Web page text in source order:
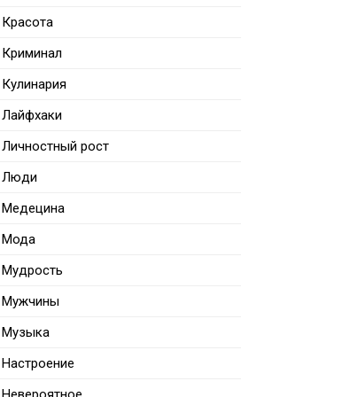
Красота
Криминал
Кулинария
Лайфхаки
Личностный рост
Люди
Медецина
Мода
Мудрость
Мужчины
Музыка
Настроение